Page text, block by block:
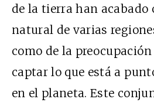
de la tierra han acabado
natural de varias
como de la
captar lo que está a
en el planeta. Este